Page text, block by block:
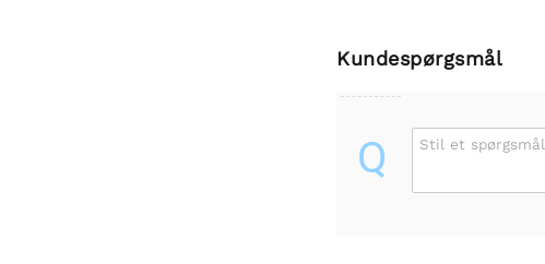
Kundespørgsmål
Q Stil et spørgsmål